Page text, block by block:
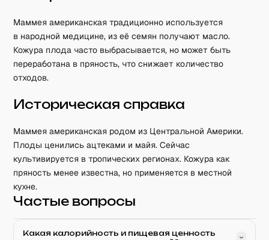
Маммея американская традиционно используется
в народной медицине, из её семян получают масло.
Кожура плода часто выбрасывается, но может быть
переработана в пряность, что снижает количество
отходов.
Историческая справка
Маммея американская родом из Центральной Америки.
Плоды ценились ацтеками и майя. Сейчас
культивируется в тропических регионах. Кожура как
пряность менее известна, но применяется в местной
кухне.
Частые вопросы
Какая калорийность и пищевая ценность